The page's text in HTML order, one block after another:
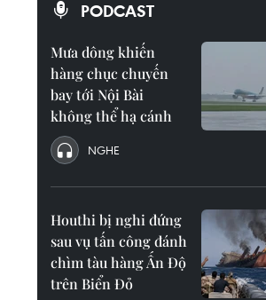
PODCAST
Mưa dông khiến
hàng chục chuyến
bay tới Nội Bài
không thể hạ cánh
NGHE
Houthi bị nghi đứng
sau vụ tấn công đánh
chìm tàu hàng Ấn Độ
trên Biển Đỏ